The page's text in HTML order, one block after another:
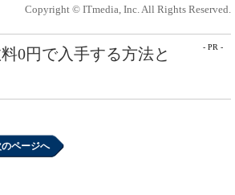
Copyright © ITmedia, Inc. All Rights Reserved.
- PR -
0円で入手する方法と
ページへ